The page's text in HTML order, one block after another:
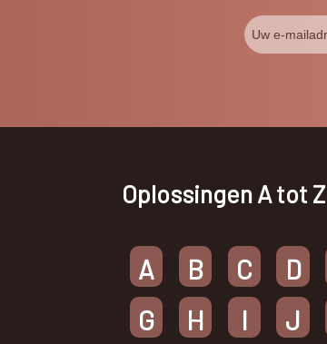
Oplossingen A tot Z
A B C D
G
H I J